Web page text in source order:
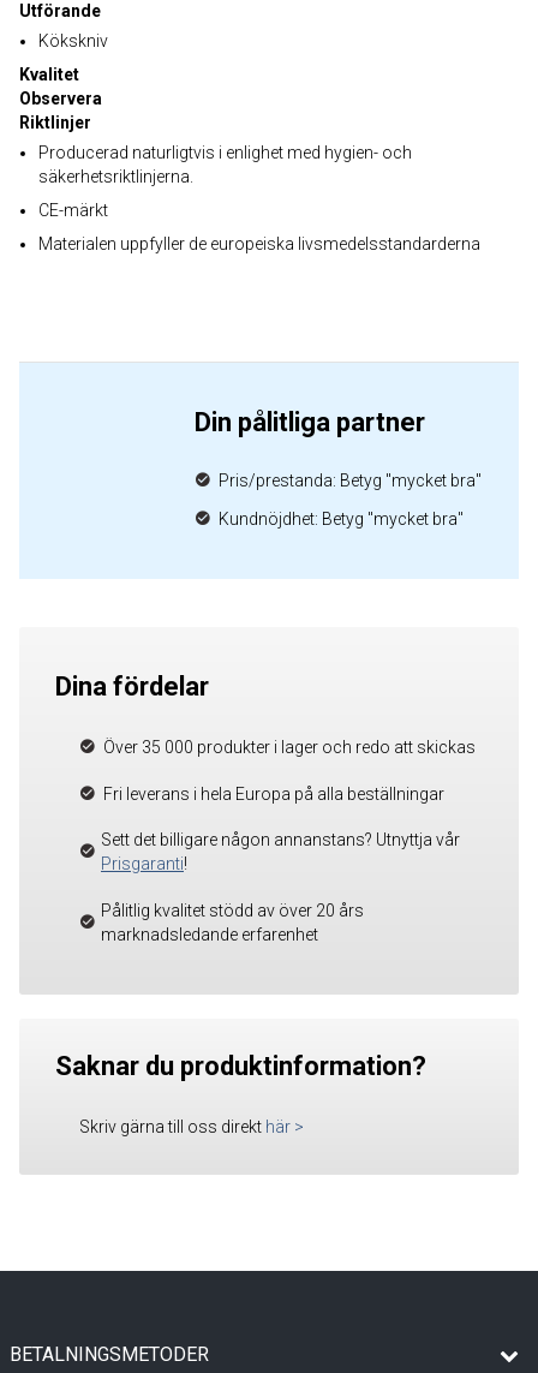
Utförande
Kökskniv
Kvalitet
Observera
Riktlinjer
Producerad naturligtvis i enlighet med hygien- och
säkerhetsriktlinjerna.
CE-märkt
Materialen uppfyller de europeiska livsmedelsstandarderna
Din pålitliga partner
Pris/prestanda: Betyg "mycket bra"
Kundnöjdhet: Betyg "mycket bra"
Dina fördelar
Över 35 000 produkter i lager och redo att skickas
Fri leverans i hela Europa på alla beställningar
Sett det billigare någon annanstans? Utnyttja vår
Prisgaranti!
Pålitlig kvalitet stödd av över 20 års
marknadsledande erfarenhet
Saknar du produktinformation?
Skriv gärna till oss direkt här >
BETALNINGSMETODER